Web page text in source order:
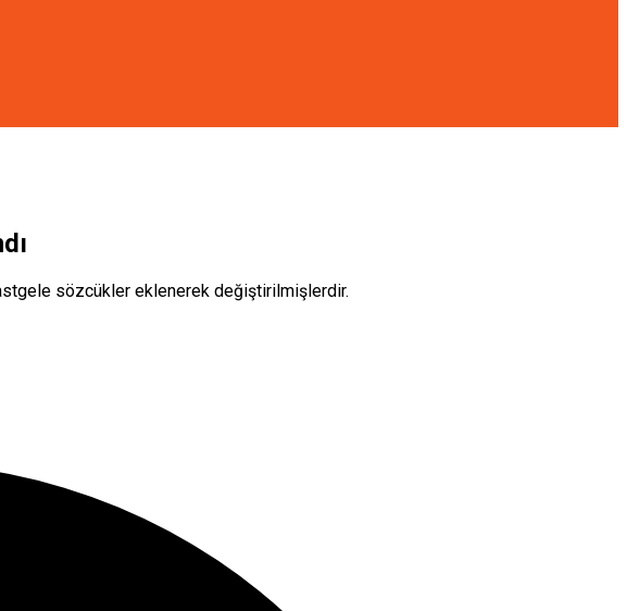
sözcükler eklenerek değiştirilmişlerdir.